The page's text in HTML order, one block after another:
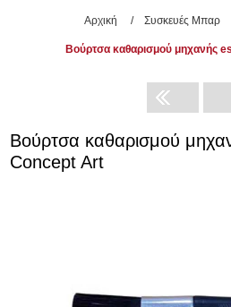
Αρχική / Συσκευές Μπαρ
Βούρτσα καθαρισμού μηχανής
Βούρτσα καθαρισμού
Concept Art